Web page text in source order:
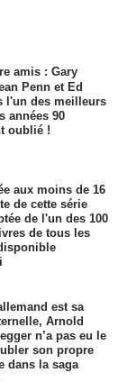
amis : Gary
Penn et Ed
l'un des meilleurs
années 90
oublié !
aux moins de 16
de cette série
de l'un des 100
de tous les
est sa
Arnold
n’a pas eu le
son propre
dans la saga